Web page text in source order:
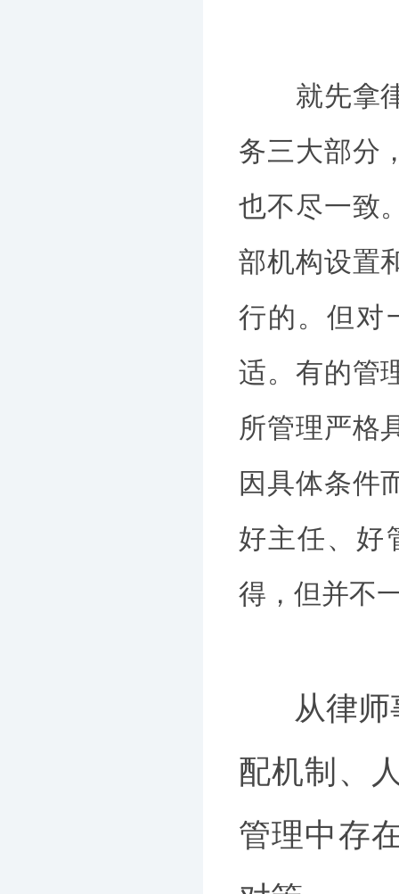
就先拿律
务三大部分
也不尽一致
部机构设置
行的。但对
适。有的管
所管理严格
因具体条件
好主任、好
得，但并不
从律
配机制、
管理中存